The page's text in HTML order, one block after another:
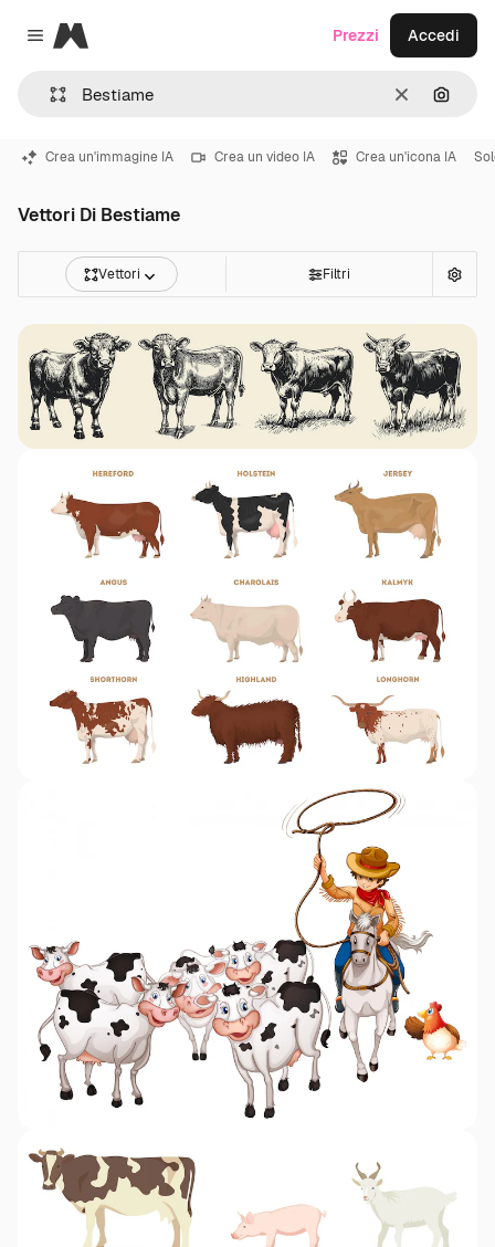
Close menu
Magnific
CancellaCerca
Prezzi Accedi
Crea un'immagine IA Crea un video IA Crea un'icona IA
Vettori Di Bestiame
Vettori Filtri